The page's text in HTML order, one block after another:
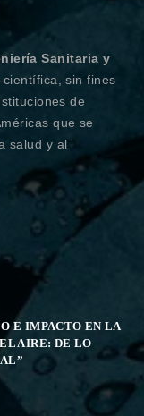
Sanitaria y
sin fines
de
que se
salud y al
E IMPACTO EN LA
AIRE: DE LO